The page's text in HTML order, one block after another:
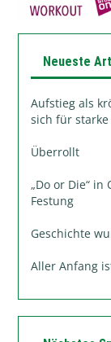
Neueste
Aufstieg als
sich für starke
Überrollt
„Do or Die“
Festung
Geschichte
Aller Anfang